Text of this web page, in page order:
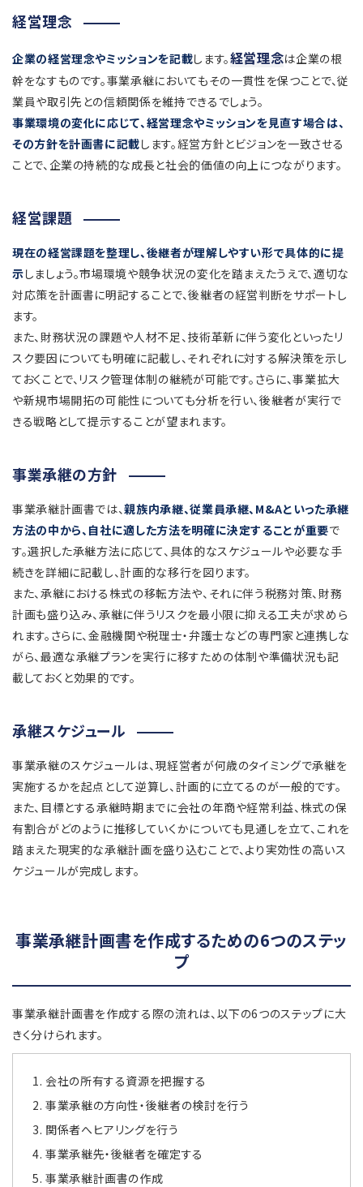
経営理念
企業の経営理念やミッションを記載します。経営理念は企業の根
幹をなすものです。事業承継においてもその一貫性を保つことで、従
業員や取引先との信頼関係を維持できるでしょう。
事業環境の変化に応じて、経営理念やミッションを見直す場合は、
その方針を計画書に記載します。経営方針とビジョンを一致させる
ことで、企業の持続的な成長と社会的価値の向上につながります。
経営課題
現在の経営課題を整理し、後継者が理解しやすい形で具体的に提
示しましょう。市場環境や競争状況の変化を踏まえたうえで、適切な
対応策を計画書に明記することで、後継者の経営判断をサポートし
ます。
また、財務状況の課題や人材不足、技術革新に伴う変化といったリ
スク要因についても明確に記載し、それぞれに対する解決策を示し
ておくことで、リスク管理体制の継続が可能です。さらに、事業拡大
や新規市場開拓の可能性についても分析を行い、後継者が実行で
きる戦略として提示することが望まれます。
事業承継の方針
事業承継計画書では、親族内承継、従業員承継、M&Aといった承継
方法の中から、自社に適した方法を明確に決定することが重要で
す。選択した承継方法に応じて、具体的なスケジュールや必要な手
続きを詳細に記載し、計画的な移行を図ります。
また、承継における株式の移転方法や、それに伴う税務対策、財務
計画も盛り込み、承継に伴うリスクを最小限に抑える工夫が求めら
れます。さらに、金融機関や税理士・弁護士などの専門家と連携しな
がら、最適な承継プランを実行に移すための体制や準備状況も記
載しておくと効果的です。
承継スケジュール
事業承継のスケジュールは、現経営者が何歳のタイミングで承継を
実施するかを起点として逆算し、計画的に立てるのが一般的です。
また、目標とする承継時期までに会社の年商や経常利益、株式の保
有割合がどのように推移していくかについても見通しを立て、これを
踏まえた現実的な承継計画を盛り込むことで、より実効性の高いス
ケジュールが完成します。
事業承継計画書を作成するための6つのステッ
プ
事業承継計画書を作成する際の流れは、以下の6つのステップに大
きく分けられます。
会社の所有する資源を把握する
事業承継の方向性・後継者の検討を行う
関係者へヒアリングを行う
事業承継先・後継者を確定する
事業承継計画書の作成